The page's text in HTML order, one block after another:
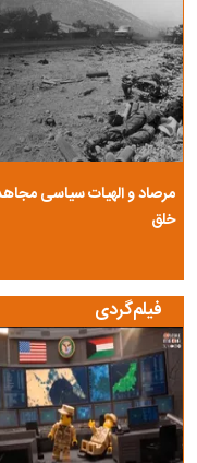
مرصاد و الهیات سیاسی
خلق
فیلم‌گردی